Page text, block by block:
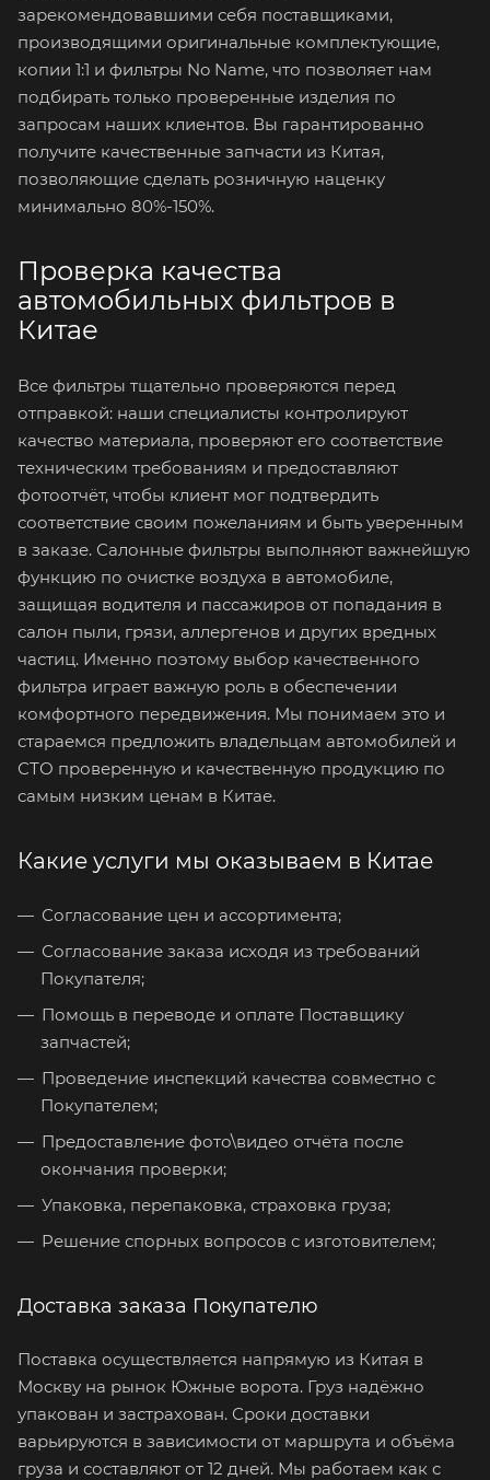
зарекомендовавшими себя поставщиками,
производящими оригинальные комплектующие,
копии 1:1 и фильтры No Name, что позволяет нам
подбирать только проверенные изделия по
запросам наших клиентов. Вы гарантированно
получите качественные запчасти из Китая,
позволяющие сделать розничную наценку
минимально 80%-150%.
Проверка качества
автомобильных фильтров в
Китае
Все фильтры тщательно проверяются перед
отправкой: наши специалисты контролируют
качество материала, проверяют его соответствие
техническим требованиям и предоставляют
фотоотчёт, чтобы клиент мог подтвердить
соответствие своим пожеланиям и быть уверенным
в заказе. Салонные фильтры выполняют важнейшую
функцию по очистке воздуха в автомобиле,
защищая водителя и пассажиров от попадания в
салон пыли, грязи, аллергенов и других вредных
частиц. Именно поэтому выбор качественного
фильтра играет важную роль в обеспечении
комфортного передвижения. Мы понимаем это и
стараемся предложить владельцам автомобилей и
СТО проверенную и качественную продукцию по
самым низким ценам в Китае.
Какие услуги мы оказываем в Китае
Согласование цен и ассортимента;
Согласование заказа исходя из требований
Покупателя;
Помощь в переводе и оплате Поставщику
запчастей;
Проведение инспекций качества совместно с
Покупателем;
Предоставление фото\видео отчёта после
окончания проверки;
Упаковка, перепаковка, страховка груза;
Решение спорных вопросов с изготовителем;
Доставка заказа Покупателю
Поставка осуществляется напрямую из Китая в
Москву на рынок Южные ворота. Груз надёжно
упакован и застрахован. Сроки доставки
варьируются в зависимости от маршрута и объёма
груза и составляют от 12 дней. Мы работаем как с